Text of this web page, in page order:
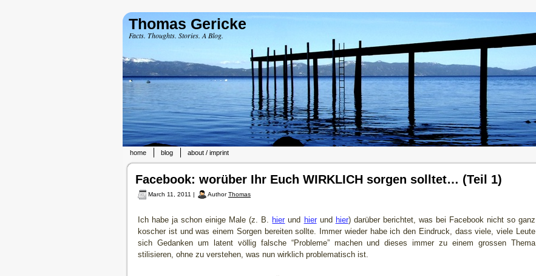
Thomas Gericke
Facts. Thoughts. Stories. A Blog.
home blog about / imprint
Facebook: worüber Ihr Euch WIRKLICH sorgen solltet… (Teil 1)
March 11, 2011 | AuthorThomas
Ich habe ja schon einige Male (z. B. hier und hierund hier) darüber berichtet, was bei Facebook nicht so ganz
koscher ist und was einem Sorgen bereiten sollte. Immer wieder habe ich den Eindruck, dass viele, viele Leute
sich Gedanken um latent völlig falsche “Probleme” machen und dieses immer zu einem grossen Thema
stilisieren, ohne zu verstehen, was nun wirklich problematisch ist.